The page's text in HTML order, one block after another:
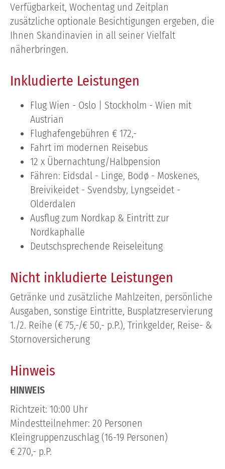
Verfügbarkeit, Wochentag und Zeitplan
zusätzliche optionale Besichtigungen ergeben, die
Ihnen Skandinavien in all seiner Vielfalt
näherbringen.
Inkludierte Leistungen
Flug Wien - Oslo | Stockholm - Wien mit
Austrian
Flughafengebühren € 172,-
Fahrt im modernen Reisebus
12 x Übernachtung/Halbpension
Fähren: Eidsdal - Linge, Bodø - Moskenes,
Breivikeidet - Svendsby, Lyngseidet -
Olderdalen
Ausflug zum Nordkap & Eintritt zur
Nordkaphalle
Deutschsprechende Reiseleitung
Nicht inkludierte Leistungen
Getränke und zusätzliche Mahlzeiten, persönliche
Ausgaben, sonstige Eintritte, Busplatzreservierung
1./2. Reihe (€ 75,-/€ 50,- p.P.), Trinkgelder, Reise- &
Stornoversicherung
Hinweis
HINWEIS
Richtzeit: 10:00 Uhr
Mindestteilnehmer: 20 Personen
Kleingruppenzuschlag (16-19 Personen)
€ 270,- p.P.